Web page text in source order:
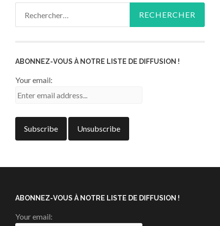
ABONNEZ-VOUS À NOTRE LISTE DE DIFFUSION !
Your email:
ABONNEZ-VOUS À NOTRE LISTE DE DIFFUSION !
Your email: